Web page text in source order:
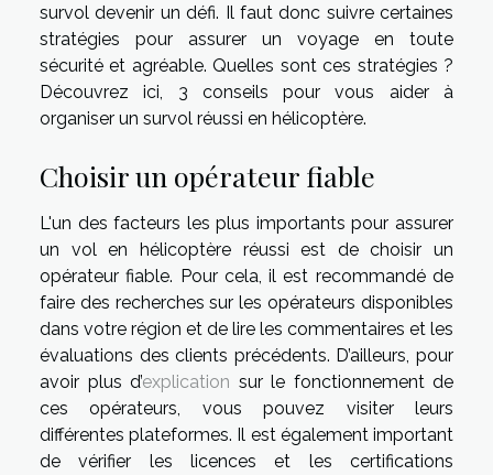
survol devenir un défi. Il faut donc suivre certaines
stratégies pour assurer un voyage en toute
sécurité et agréable. Quelles sont ces stratégies ?
Découvrez ici, 3 conseils pour vous aider à
organiser un survol réussi en hélicoptère.
Choisir un opérateur fiable
L'un des facteurs les plus importants pour assurer
un vol en hélicoptère réussi est de choisir un
opérateur fiable. Pour cela, il est recommandé de
faire des recherches sur les opérateurs disponibles
dans votre région et de lire les commentaires et les
évaluations des clients précédents. D’ailleurs, pour
avoir plus d’explication sur le fonctionnement de
ces opérateurs, vous pouvez visiter leurs
différentes plateformes. Il est également important
de vérifier les licences et les certifications